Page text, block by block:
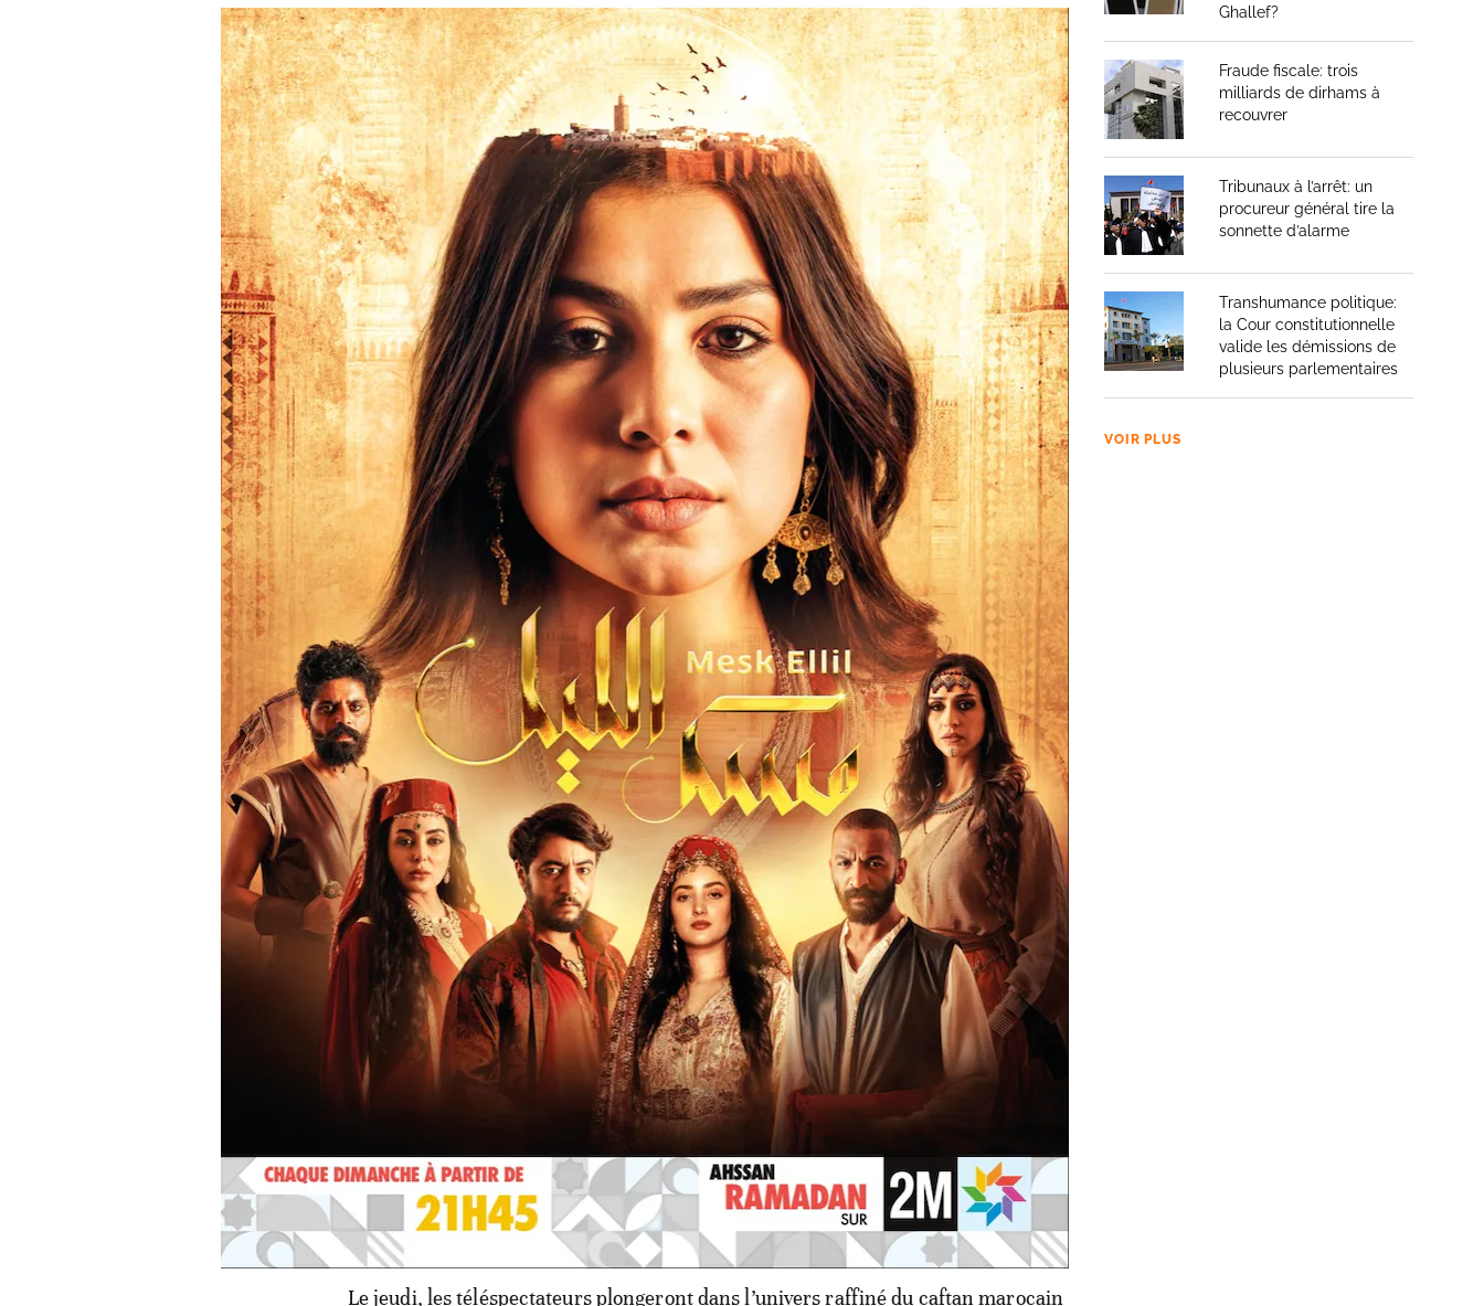
Le jeudi, les téléspectateurs plongeront dans l’univers raffiné du caftan marocain
Ghallef?
Fraude fiscale: trois
milliards de dirhams à
recouvrer
Tribunaux à l’arrêt: un
procureur général tire la
sonnette d’alarme
Transhumance politique:
la Cour constitutionnelle
valide les démissions de
plusieurs parlementaires
VOIR PLUS